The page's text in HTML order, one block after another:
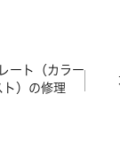
ート（カラー
ト）の修理